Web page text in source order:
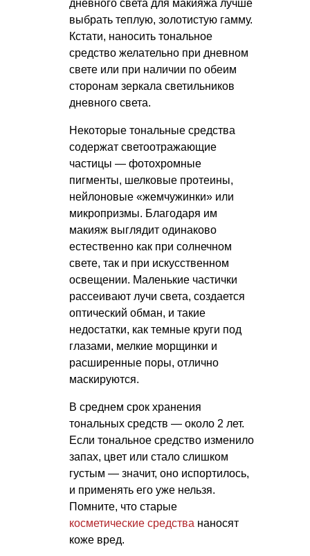
дневного света для макияжа лучше
выбрать теплую, золотистую гамму.
Кстати, наносить тональное
средство желательно при дневном
свете или при наличии по обеим
сторонам зеркала светильников
дневного света.
Некоторые тональные средства
содержат светоотражающие
частицы — фотохромные
пигменты, шелковые протеины,
нейлоновые «жемчужинки» или
микропризмы. Благодаря им
макияж выглядит одинаково
естественно как при солнечном
свете, так и при искусственном
освещении. Маленькие частички
рассеивают лучи света, создается
оптический обман, и такие
недостатки, как темные круги под
глазами, мелкие морщинки и
расширенные поры, отлично
маскируются.
В среднем срок хранения
тональных средств — около 2 лет.
Если тональное средство изменило
запах, цвет или стало слишком
густым — значит, оно испортилось,
и применять его уже нельзя.
Помните, что старые
косметические средства наносят
коже вред.